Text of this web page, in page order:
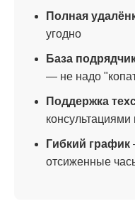
Полная
угодно
База
— не надо
Поддержка
Гибкий график
отсиженные